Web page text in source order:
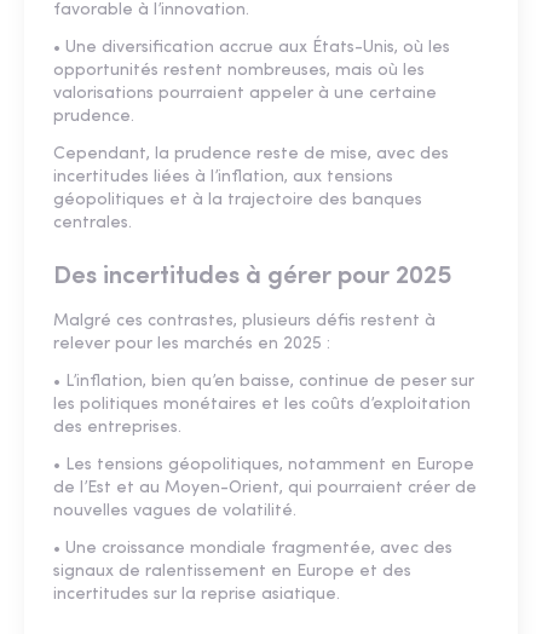
favorable à l’innovation.
• Une diversification accrue aux États-Unis, où les
opportunités restent nombreuses, mais où les
valorisations pourraient appeler à une certaine
prudence.
Cependant, la prudence reste de mise, avec des
incertitudes liées à l’inflation, aux tensions
géopolitiques et à la trajectoire des banques
centrales.
Des incertitudes à gérer pour 2025
Malgré ces contrastes, plusieurs défis restent à
relever pour les marchés en 2025 :
• L’inflation, bien qu’en baisse, continue de peser sur
les politiques monétaires et les coûts d’exploitation
des entreprises.
• Les tensions géopolitiques, notamment en Europe
de l’Est et au Moyen-Orient, qui pourraient créer de
nouvelles vagues de volatilité.
• Une croissance mondiale fragmentée, avec des
signaux de ralentissement en Europe et des
incertitudes sur la reprise asiatique.